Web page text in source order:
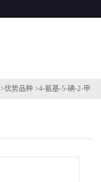
>优势品种 >4-氨基-5-碘-2-甲